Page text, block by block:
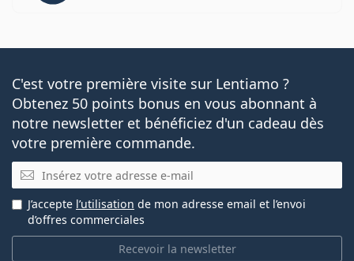
C'est votre première visite sur Lentiamo ?
Obtenez 50 points bonus en vous abonnant à
notre newsletter et bénéficiez d'un cadeau dès
votre première commande.
E-mail
Recevoir la newsletter
J’accepte l’utilisation de mon adresse email et l’envoi
d’offres commerciales